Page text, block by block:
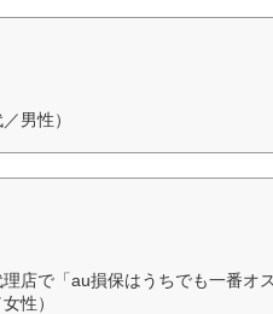
男性）
店で「au損保はうちでも一番オ
性）